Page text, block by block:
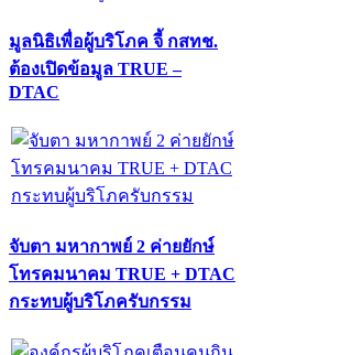
มูลนิธิเพื่อผู้บริโภค จี้ กสทช.
ต้องเปิดข้อมูล TRUE –
DTAC
จับตา มหากาพย์ 2 ค่ายยักษ์
โทรคมนาคม TRUE + DTAC
กระทบผู้บริโภครับกรรม